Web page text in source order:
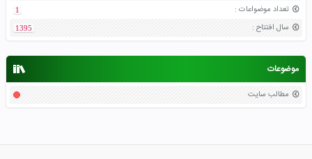
تعداد موضواعات :
1
سال افتتاح :
1395
موضوعات
مطالب سایت